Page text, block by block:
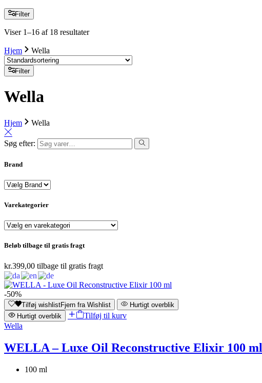
Filter
Viser 1–16 af 18 resultater
Hjem Wella
Filter
Wella
Hjem Wella
Søg efter:
Brand
Varekategorier
Beløb tilbage til gratis fragt
kr.399,00 tilbage til gratis fragt
-50%
Tilføj wishlistFjern fra Wishlist
Hurtigt overblik
Hurtigt overblik
Tilføj til kurv
Wella
WELLA – Luxe Oil Reconstructive Elixir 100 ml
100 ml